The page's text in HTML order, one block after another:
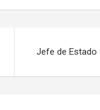
Jefe de Estado